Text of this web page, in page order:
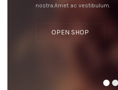
nostra.Amet ac vestibulum.
OPEN SHOP